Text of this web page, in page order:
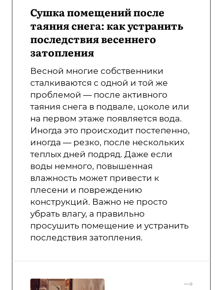
Сушка помещений после
таяния снега: как устранить
последствия весеннего
затопления
Весной многие собственники
сталкиваются с одной и той же
проблемой — после активного
таяния снега в подвале, цоколе или
на первом этаже появляется вода.
Иногда это происходит постепенно,
иногда — резко, после нескольких
теплых дней подряд. Даже если
воды немного, повышенная
влажность может привести к
плесени и повреждению
конструкций. Важно не просто
убрать влагу, а правильно
просушить помещение и устранить
последствия затопления.